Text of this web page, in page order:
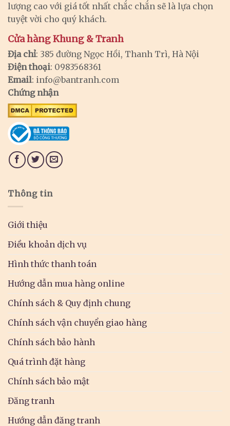
lượng cao với giá tốt nhất chắc chắn sẽ là lựa chọn
tuyệt vời cho quý khách.
Cửa hàng Khung & Tranh
Địa chỉ: 385 đường Ngọc Hồi, Thanh Trì, Hà Nội
Điện thoại: 0983568361
Email: info@bantranh.com
Chứng nhận
Thông tin
Giới thiệu
Điều khoản dịch vụ
Hình thức thanh toán
Hướng dẫn mua hàng online
Chính sách & Quy định chung
Chính sách vận chuyển giao hàng
Chính sách bảo hành
Quá trình đặt hàng
Chính sách bảo mật
Đăng tranh
Hướng dẫn đăng tranh